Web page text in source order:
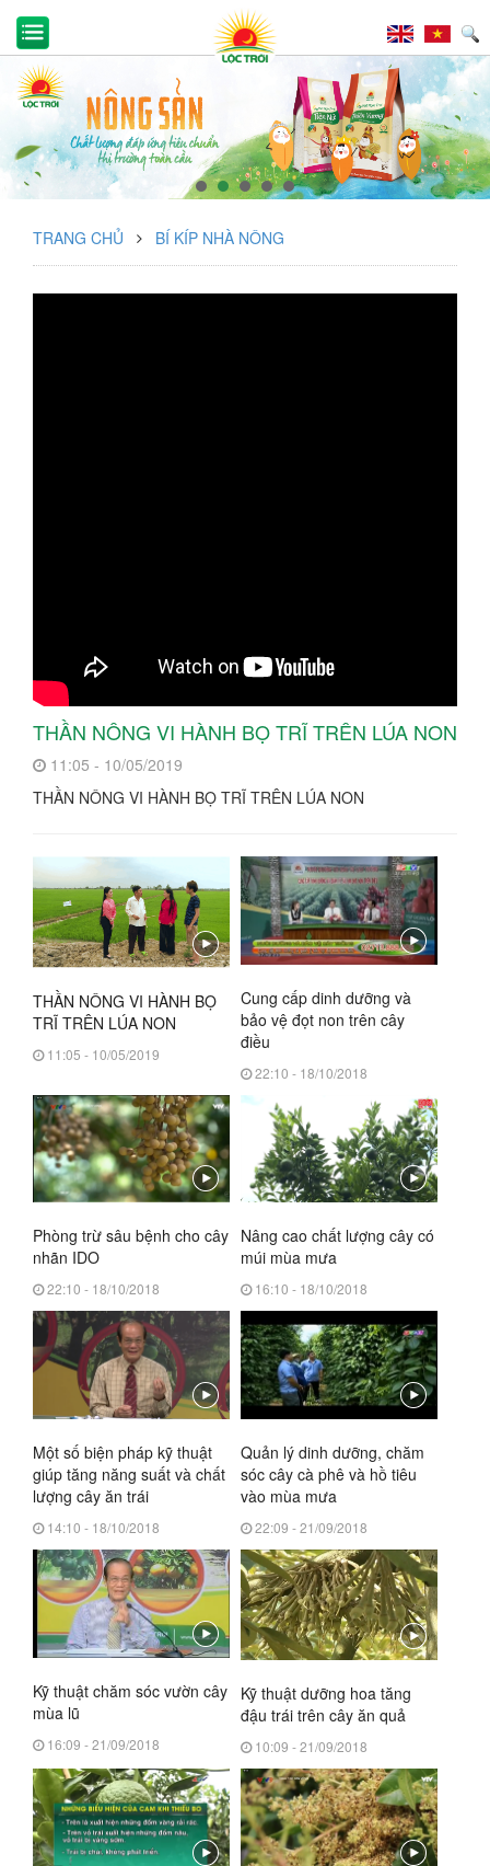
TRANG CHỦ BÍ KÍP NHÀ NÔNG
THẦN NÔNG VI HÀNH BỌ TRĨ TRÊN LÚA NON
11:05 - 10/05/2019
THẦN NÔNG VI HÀNH BỌ TRĨ TRÊN LÚA NON
THẦN NÔNG VI HÀNH BỌ
TRĨ TRÊN LÚA NON
11:05 - 10/05/2019
Cung cấp dinh dưỡng và
bảo vệ đọt non trên cây
điều
22:10 - 18/10/2018
Phòng trừ sâu bệnh cho cây
nhãn IDO
22:10 - 18/10/2018
Nâng cao chất lượng cây có
múi mùa mưa
16:10 - 18/10/2018
Một số biện pháp kỹ thuật
giúp tăng năng suất và chất
lượng cây ăn trái
14:10 - 18/10/2018
Quản lý dinh dưỡng, chăm
sóc cây cà phê và hồ tiêu
vào mùa mưa
22:09 - 21/09/2018
Kỹ thuật chăm sóc vườn cây
mùa lũ
16:09 - 21/09/2018
Kỹ thuật dưỡng hoa tăng
đậu trái trên cây ăn quả
10:09 - 21/09/2018